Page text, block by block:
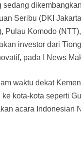
sedang
Seribu (DKI
Pulau Komodo
investor dari
pada I News
waktu dekat
kota-kota seperti
acara